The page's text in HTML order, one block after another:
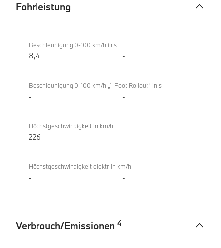
Fahrleistung
218d
Gran
Beschleunigung 0-100 km/h in s
8,4 -
Beschleunigung 0-100 km/h „1-Foot Rollout“ in s
- -
Höchstgeschwindigkeit in km/h
226 -
Höchstgeschwindigkeit elektr. in km/h
- -
Verbrauch/Emissionen 4